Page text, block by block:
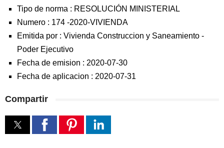
Tipo de norma : RESOLUCIÓN MINISTERIAL
Numero : 174 -2020-VIVIENDA
Emitida por : Vivienda Construccion y Saneamiento -
Poder Ejecutivo
Fecha de emision : 2020-07-30
Fecha de aplicacion : 2020-07-31
Compartir